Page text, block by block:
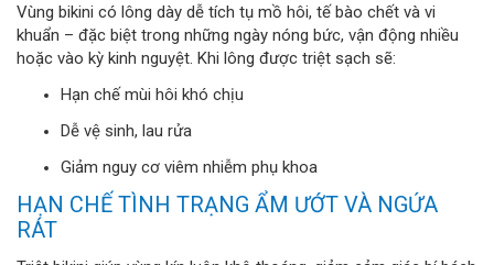
Vùng bikini có lông dày dễ tích tụ mồ hôi, tế bào chết và vi
khuẩn – đặc biệt trong những ngày nóng bức, vận động nhiều
hoặc vào kỳ kinh nguyệt. Khi lông được triệt sạch sẽ:
Hạn chế mùi hôi khó chịu
Dễ vệ sinh, lau rửa
Giảm nguy cơ viêm nhiễm phụ khoa
HẠN CHẾ TÌNH TRẠNG ẨM ƯỚT VÀ NGỨA
RÁT